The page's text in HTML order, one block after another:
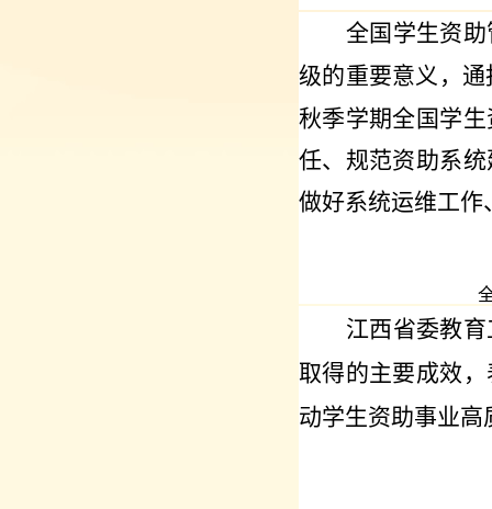
全国学生资
级的重要意义，通
秋季学期全国学
任、规范资助系
做好系统运维工作
江西省委教
取得的主要成效
动学生资助事业